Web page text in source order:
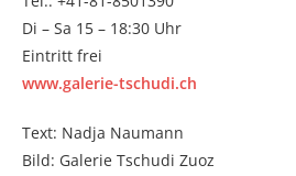
Di – Sa 15 – 18:30 Uhr
Eintritt frei
www.galerie-tschudi.ch
Text: Nadja Naumann
Bild: Galerie Tschudi Zuoz